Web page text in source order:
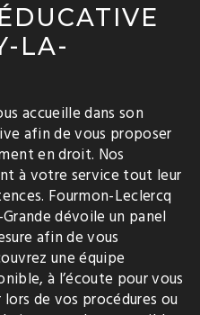
LA-
accueille dans son
afin de vous proposer
en droit. Nos
à votre service tout leur
Fourmon-Leclercq
dévoile un panel
afin de vous
une équipe
à l’écoute pour vous
de vos procédures ou